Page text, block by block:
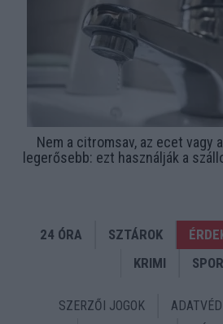
Nem a citromsav, az ecet vagy
legerősebb: ezt használják a
24 ÓRA SZTÁROK
KRIMI
SZERZŐI JOGOK